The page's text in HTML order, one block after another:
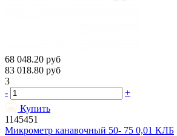
68 048.20 руб
83 018.80 руб
3
-
+
Купить
1145451
Микрометр канавочный 50- 75 0,01 КЛБ